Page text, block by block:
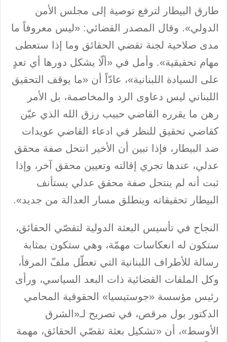
طارق البيطار لترفع توصية إلى مجلس الأمن
الدولي». وقال المصدر القضائي: «ليس معروفاً ما
مدى صلاحية لجنة تقضي الحقائق وما إذا ستعطى
مهام تحقيقية». وأمل في «ألّا يشكل دورها أي تعدٍ
على السيادة اللبنانية»، عادّاً أن «ما يوقف التحقيق
اللبناني ليس دعاوى الرد والمخاصمة، بل الأمر
رهن ما يقرره القاضي حبيب رزق الله الذي عيّن
كقاضي تحقيق للنظر في ادعاء القاضي عويدات
ضد البيطار، فإذا تبين أن الأخير انتحل صفة محقق
عدلي، عندها تجري إقالته وتعيين محقق آخر، وإذا
ثبت أنه لم ينتحل صفة محقق عدلي يستأنف
البيطار تحقيقاته وينطلق مسار العدالة من جديد».
النجاح في تأسيس البعثة الدولية لتقصّي الحقائق،
ستكون له انعكاسات مهمّة، وهي ستكون بمثابة
رسالة للأطراف اللبنانية التي تعطّل ملفّ المرفأ،
وكل الملفات القضائية ذات البعد السياسي، ورأى
رئيس مؤسسة «جوستيسيا» الحقوقية المحامي
الدكتور بول مرقص، في تصريح لـ«الشرق
الأوسط»، أن «تشكيل بعثة تقصّي الحقائق، مهمة